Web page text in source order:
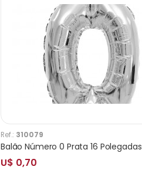
Ref.: 310079
Balão Número 0 Prata 16 Polegadas
U$ 0,70